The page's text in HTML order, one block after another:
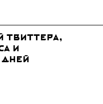
твиттера,
и
дней